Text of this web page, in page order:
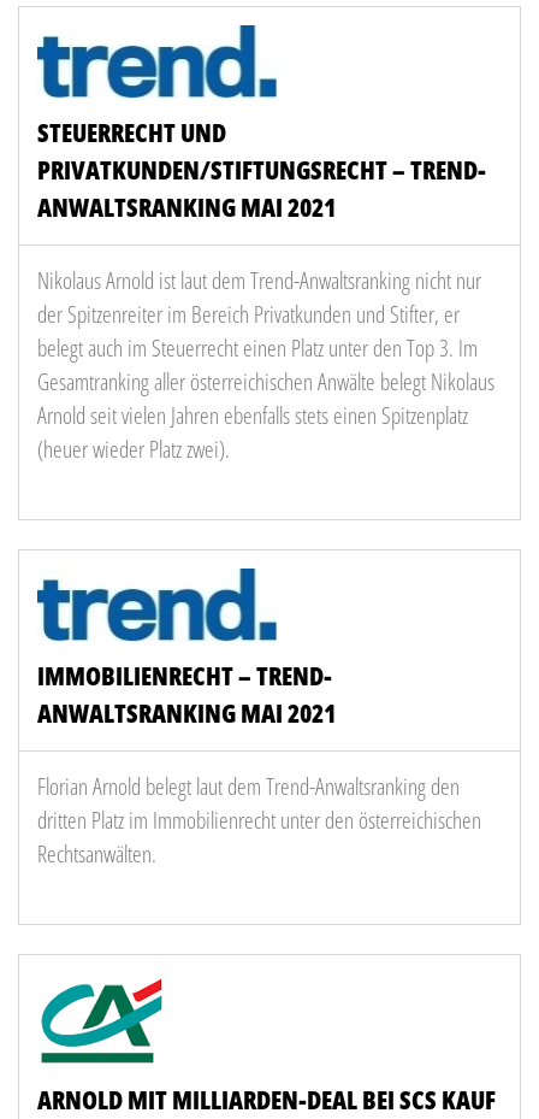
STEUERRECHT UND
PRIVATKUNDEN/STIFTUNGSRECHT – TREND-
ANWALTSRANKING MAI 2021
Nikolaus Arnold ist laut dem Trend-Anwaltsranking nicht nur
der Spitzenreiter im Bereich Privatkunden und Stifter, er
belegt auch im Steuerrecht einen Platz unter den Top 3. Im
Gesamtranking aller österreichischen Anwälte belegt Nikolaus
Arnold seit vielen Jahren ebenfalls stets einen Spitzenplatz
(heuer wieder Platz zwei).
IMMOBILIENRECHT – TREND-
ANWALTSRANKING MAI 2021
Florian Arnold belegt laut dem Trend-Anwaltsranking den
dritten Platz im Immobilienrecht unter den österreichischen
Rechtsanwälten.
ARNOLD MIT MILLIARDEN-DEAL BEI SCS KAUF